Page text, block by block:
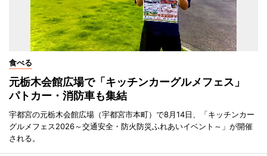
食べる
元栃木会館広場で「キッチンカーグルメフェス」
パトカー・消防車も集結
宇都宮の元栃木会館広場（宇都宮市本町）で8月14日、「キッチンカー
グルメフェス2026～交通安全・防火防災ふれあいイベント～」が開催
される。